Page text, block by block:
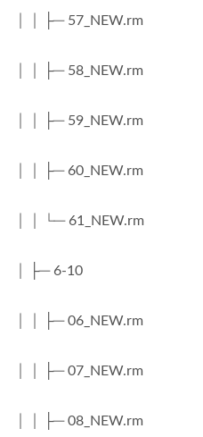
│ │ ├─ 57_NEW.rm
│ │ ├─ 58_NEW.rm
│ │ ├─ 59_NEW.rm
│ │ ├─ 60_NEW.rm
│ │ └─ 61_NEW.rm
│ ├─ 6-10
│ │ ├─ 06_NEW.rm
│ │ ├─ 07_NEW.rm
│ │ ├─ 08_NEW.rm